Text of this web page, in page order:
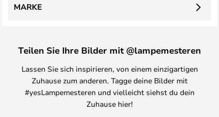
MARKE
Teilen Sie Ihre Bilder mit @lampemesteren
Lassen Sie sich inspirieren, von einem einzigartigen
Zuhause zum anderen. Tagge deine Bilder mit
#yesLampemesteren und vielleicht siehst du dein
Zuhause hier!